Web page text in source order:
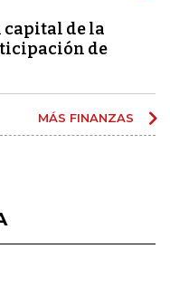
capital de la
de
MÁS FINANZAS